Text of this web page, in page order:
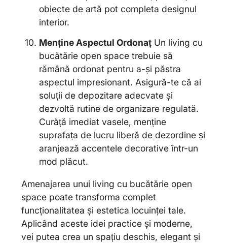
obiecte de artă pot completa designul
interior.
Menține Aspectul Ordonaț Un living cu
bucătărie open space trebuie să
rămână ordonat pentru a-și păstra
aspectul impresionant. Asigură-te că ai
soluții de depozitare adecvate și
dezvoltă rutine de organizare regulată.
Curăță imediat vasele, menține
suprafața de lucru liberă de dezordine și
aranjează accentele decorative într-un
mod plăcut.
Amenajarea unui living cu bucătărie open
space poate transforma complet
funcționalitatea și estetica locuinței tale.
Aplicând aceste idei practice și moderne,
vei putea crea un spațiu deschis, elegant și